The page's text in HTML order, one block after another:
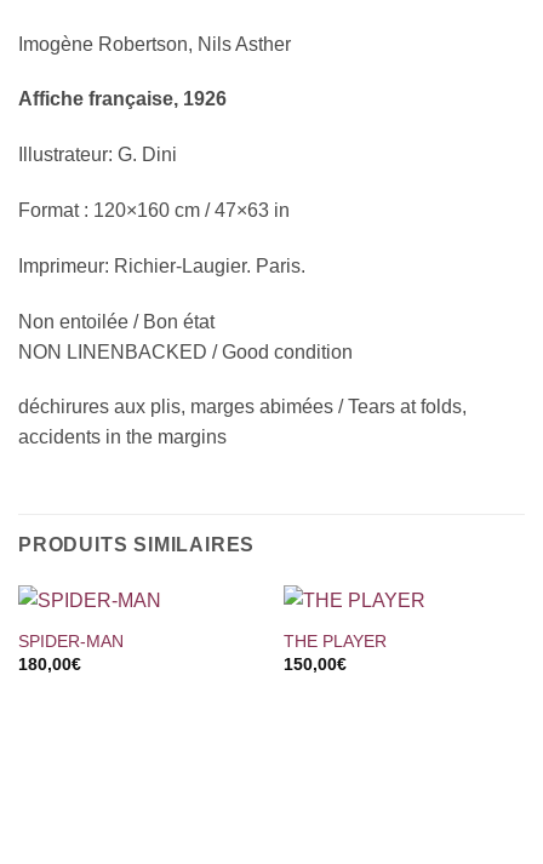
Imogène Robertson, Nils Asther
Affiche française, 1926
Illustrateur: G. Dini
Format : 120×160 cm / 47×63 in
Imprimeur: Richier-Laugier. Paris.
Non entoilée / Bon état
NON LINENBACKED / Good condition
déchirures aux plis, marges abimées / Tears at folds,
accidents in the margins
PRODUITS SIMILAIRES
SPIDER-MAN
180,00€
THE PLAYER
150,00€